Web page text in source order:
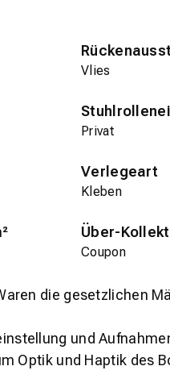
Vlies
Privat
Verlegeart
Kleben
Über-
Coupon
die gesetzlichen
und
Optik und Haptik des